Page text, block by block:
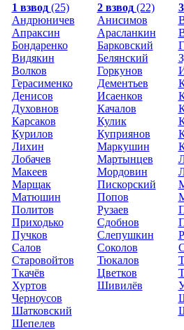
1 взвод(25)
Андрюничев
Апраксин
Бондаренко
Видякин
Волков
Герасименко
Денисов
Духовнов
Карсаков
Курилов
Лихин
Лобачев
Макеев
Марщак
Матюшин
Политов
Приходько
Пучков
Салов
Старовойтов
Ткачёв
Хуртов
Черноусов
Шатковский
Шепелев
2 взвод(22)
Анисимов
Арасланкин
Барковский
Белянский
Горкунов
Дементьев
Исаенков
Качалов
Кулик
Куприянов
Маркушин
Мартынцев
Мордовин
Пискорский
Попов
Рузаев
Сдобнов
Слепушкин
Соколов
Тюкалов
Цветков
Шивилёв